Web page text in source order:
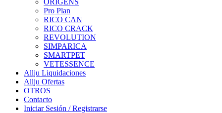
Pro Plan
RICO CAN
RICO CRACK
REVOLUTION
SIMPARICA
SMARTPET
VETESSENCE
Allju Liquidaciones
Allju Ofertas
OTROS
Contacto
Iniciar Sesión / Registrarse